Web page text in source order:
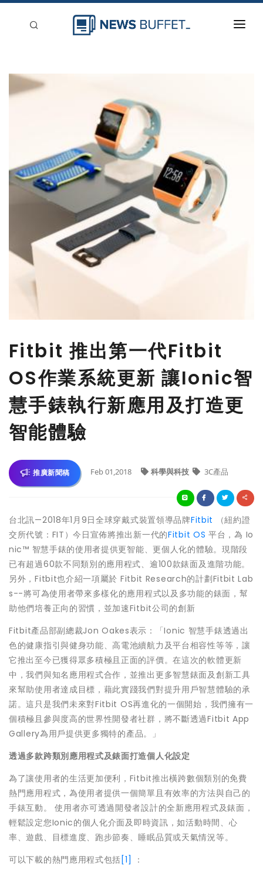
新聞稿分類
Fitbit 推出第一代Fitbit
OS作業系統更新 讓Ionic智
慧手錶執行新應用及打造更
智能體驗
推廣新聞稿 Feb 01,2018 科學與科技 3C產品
台北訊—2018年1月9日全球穿戴式裝置領導品牌Fitbit
（紐約證
交所代號：FIT）今日宣佈將推出新一代的Fitbit OS 平台，為 Io
nic™ 智慧手錶的使用者提供更智能、更個人化的體驗。現階段
已有超過60款不同類別的應用程式、逾100款錶面及進階功能。
另外，Fitbit也介紹一項屬於 Fitbit Research的計劃Fitbit Lab
s--將可為使用者帶來多樣化的應用程式以及多功能的錶面，幫
助他們培養正向的習慣，並加速Fitbit公司的創新
Fitbit產品部副總裁Jon Oakes表示：「Ionic 智慧手錶透過出
色的健康指引與健身功能、高電池續航力及平台相容性等等，讓
它推出至今已獲得眾多積極且正面的評價。在這次的軟體更新
中，我們與知名應用程式合作，並推出更多智慧錶面及創新工具
來幫助使用者達成目標，藉此實踐我們對提升用戶智慧體驗的承
諾。這只是我們未來對Fitbit OS再進化的一個開始，我們擁有一
個積極且參與度高的世界性開發者社群，將不斷透過Fitbit App
Gallery為用戶提供更多獨特的產品。」
透過多款跨類別應用程式及錶面打造個人化設定
為了讓使用者的生活更加便利，Fitbit推出橫跨數個類別的免費
熱門應用程式，為使用者提供一個簡單且有效率的方法與自己的
手錶互動。 使用者亦可透過開發者設計的全新應用程式及錶面，
輕鬆設定您Ionic的個人化介面及即時資訊，如活動時間、心
率、遊戲、目標進度、跑步節奏、睡眠品質或天氣情況等。
可以下載的熱門應用程式包括 [1] ：